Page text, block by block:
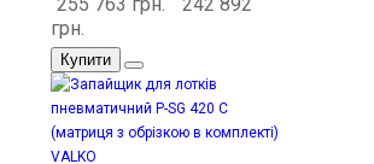
грн.
Купити